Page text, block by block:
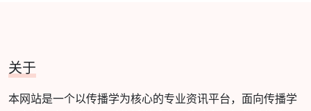
关于
本网站是一个以传播学为核心的专业资讯平台，面向传播学